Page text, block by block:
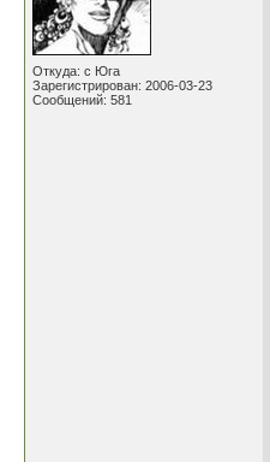
Откуда: с Юга
Зарегистрирован: 2006-03-23
Сообщений: 581